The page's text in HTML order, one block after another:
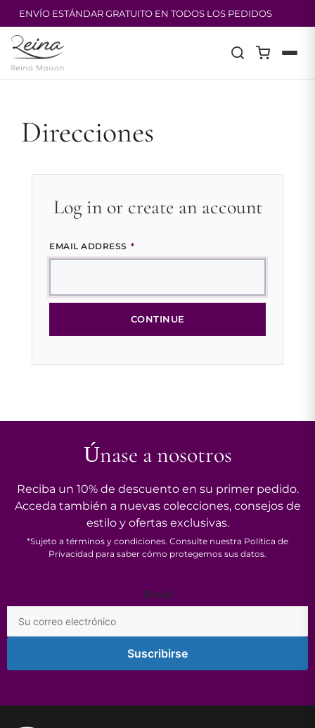
ENVÍO ESTÁNDAR GRATUITO EN TODOS LOS PEDIDOS
Saltar
contenido
Direcciones
Log in or create an account
EMAIL ADDRESS *
CONTINUE
Únase a nosotros
Reciba un 10% de descuento en su primer pedido.
Acceda también a nuevas colecciones, consejos de
estilo y ofertas exclusivas.
*Sujeto a términos y condiciones. Consulte nuestra Política de
Privacidad para saber cómo protegemos sus datos.
*
Email
Suscribirse